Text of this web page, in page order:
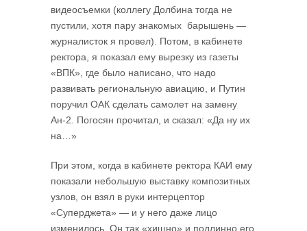
видеосъемки (коллегу Долбина тогда не
пустили, хотя пару знакомых барышень —
журналисток я провел). Потом, в кабинете
ректора, я показал ему вырезку из газеты
«ВПК», где было написано, что надо
развивать региональную авиацию, и Путин
поручил ОАК сделать самолет на замену
Ан-2. Погосян прочитал, и сказал: «Да ну их
на…»
При этом, когда в кабинете ректора КАИ ему
показали небольшую выставку композитных
узлов, он взял в руки интерцептор
«Суперджета» — и у него даже лицо
изменилось. Он так «хищно» и подлинно его